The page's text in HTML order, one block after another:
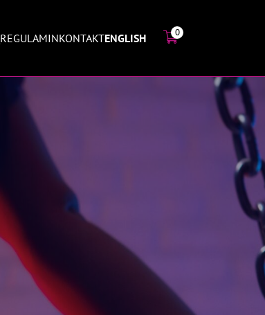
REGULAMINKONTAKTENGLISH 0